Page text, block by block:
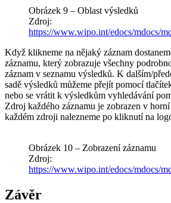
Obrázek 9 – Oblast výsledků
Zdroj:
https://www.wipo.int/edocs/mdocs/
Když klikneme na nějaký záznam
záznamu, který zobrazuje všechny
záznam v seznamu výsledků. K dalším/
sadě výsledků můžeme přejít pomocí
nebo se vrátit k výsledkům vyhledávání
Zdroj každého záznamu je zobrazen v
každém zdroji nalezneme po kliknutí na
Obrázek 10 – Zobrazení záznamu
Zdroj:
https://www.wipo.int/edocs/mdocs/
Závěr